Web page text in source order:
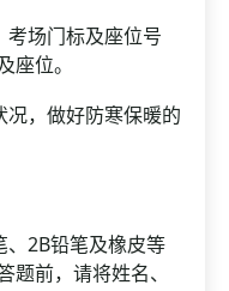
场门标及座位号
位。
，做好防寒保暖的
2B铅笔及橡皮等
前，请将姓名、